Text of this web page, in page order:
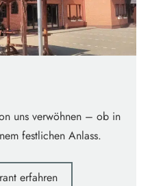
uns verwöhnen – ob in
festlichen Anlass.
erfahren